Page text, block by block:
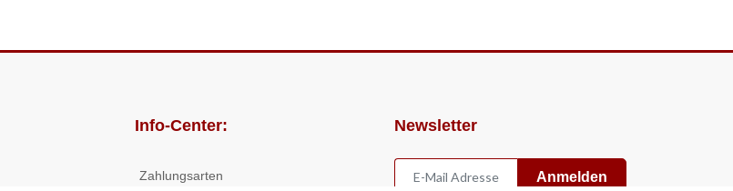
Info-Center:
Zahlungsarten
Newsletter
Anmelden